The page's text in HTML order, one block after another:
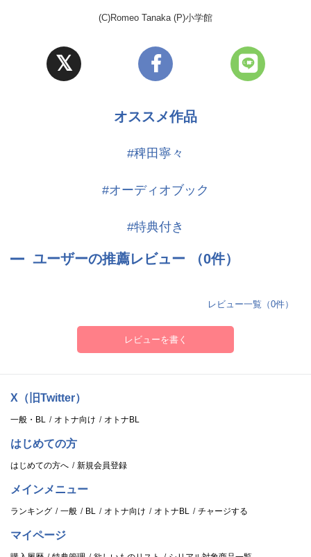
(C)Romeo Tanaka (P)小学館
オススメ作品
#稗田寧々
#オーディオブック
#特典付き
ユーザーの推薦レビュー （0件）
レビュー一覧（0件）
レビューを書く
X（旧Twitter）
一般・BL オトナ向け オトナBL
はじめての方
はじめての方へ 新規会員登録
メインメニュー
ランキング 一般 BL オトナ向け オトナBL チャージする
マイページ